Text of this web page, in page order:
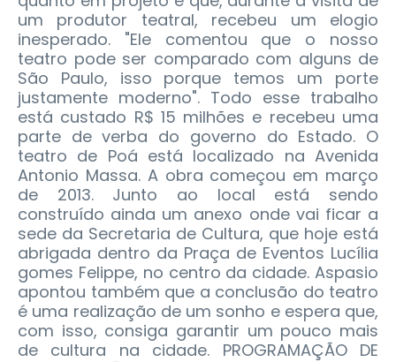
um produtor teatral, recebeu um elogio
inesperado. "Ele comentou que o nosso
teatro pode ser comparado com alguns de
São Paulo, isso porque temos um porte
justamente moderno". Todo esse trabalho
está custado R$ 15 milhões e recebeu uma
parte de verba do governo do Estado. O
teatro de Poá está localizado na Avenida
Antonio Massa. A obra começou em março
de 2013. Junto ao local está sendo
construído ainda um anexo onde vai ficar a
sede da Secretaria de Cultura, que hoje está
abrigada dentro da Praça de Eventos Lucília
gomes Felippe, no centro da cidade. Aspasio
apontou também que a conclusão do teatro
é uma realização de um sonho e espera que,
com isso, consiga garantir um pouco mais
de cultura na cidade. PROGRAMAÇÃO DE